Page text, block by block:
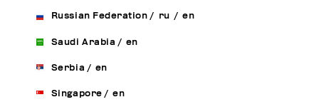
Russian Federation / ru / en
Saudi Arabia / en
Serbia / en
Singapore / en